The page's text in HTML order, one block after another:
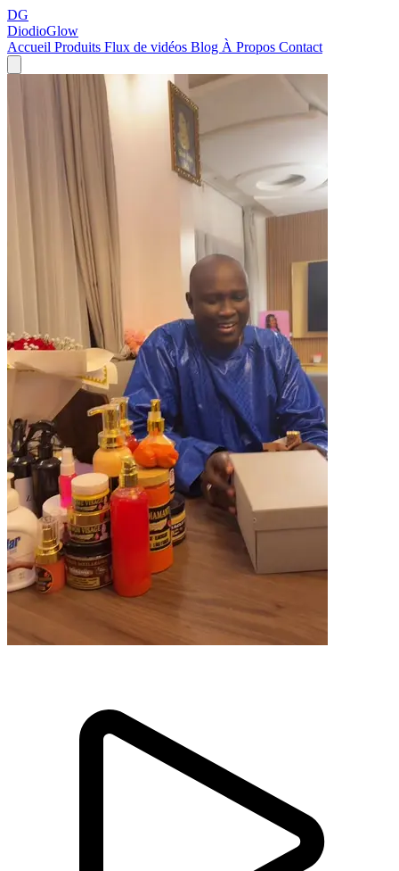
DG
DiodioGlow
Accueil Produits Flux de vidéos Blog À Propos Contact